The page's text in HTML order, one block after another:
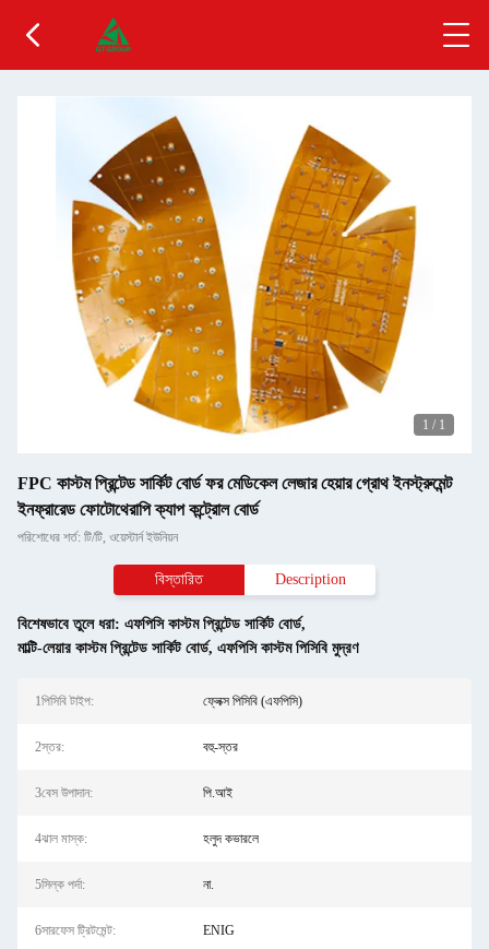
1 / 1
FPC কাস্টম প্রিন্টেড সার্কিট বোর্ড ফর মেডিকেল লেজার হেয়ার গ্রোথ ইনস্ট্রুমেন্ট
ইনফ্রারেড ফোটোথেরাপি ক্যাপ কন্ট্রোল বোর্ড
পরিশোধের শর্ত: টি/টি, ওয়েস্টার্ন ইউনিয়ন
বিস্তারিত Description
বিশেষভাবে তুলে ধরা: এফপিসি কাস্টম প্রিন্টেড সার্কিট বোর্ড,
মাল্টি-লেয়ার কাস্টম প্রিন্টেড সার্কিট বোর্ড, এফপিসি কাস্টম পিসিবি মুদ্রণ
1পিসিবি টাইপ: ফ্লেক্স পিসিবি (এফপিসি)
2স্তর: বহু-স্তর
3বেস উপাদান: পি.আই
4ঝাল মাস্ক: হলুদ কভারলে
5সিল্ক পর্দা: না.
6সারফেস ট্রিটমেন্ট: ENIG